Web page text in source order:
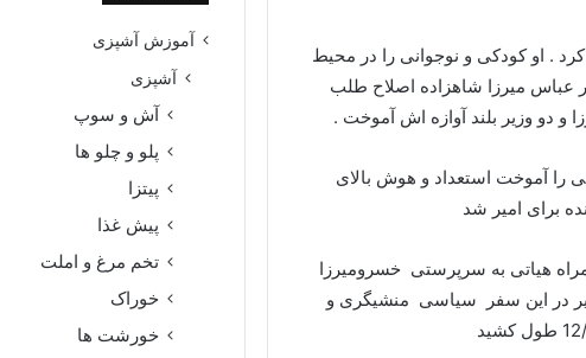
کرد . او کودکی و نوجوانی را در محیط
عباس میرزا شاهزاده اصلاح طلب
و دو وزیر بلند آوازه اش آموخت .
آموخت استعداد و هوش بالای
برای امیر شد
دورهه ای تحصیل و مسئولیتهای کم اهمیت در سال 1207 به همراه هیاتی به سرپرستی خسرومیرزا
در این سفر سیاسی منشیگری و
آموزش آشپزی
آشپزی
آش و سوپ
پلو و چلو ها
پیتزا
پیش غذا
تخم مرغ و املت
خوراک
خورشت ها